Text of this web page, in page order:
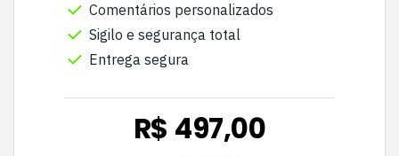
Comentários personalizados
Sigilo e segurança total
Entrega segura
R$ 497,00